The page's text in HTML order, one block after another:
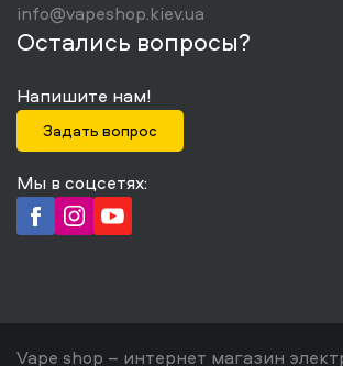
info@vapeshop.kiev.ua
Остались вопросы?
Напишите нам!
Задать вопрос
Мы в соцсетях:
Vape shop – интернет магазин